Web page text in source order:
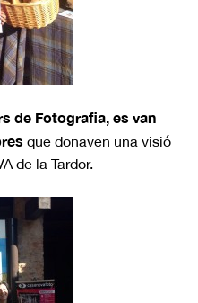
de Fotografia, es van
que donaven una visió
de la Tardor.